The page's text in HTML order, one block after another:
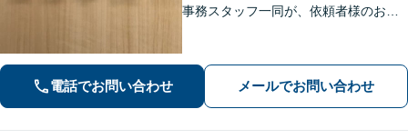
事務スタッフ一同が、依頼者様のお悩
観点から解決策をご提案してまいりま
す。【休日・夜間対応】
電話でお問い合わせ メールでお問い合わせ